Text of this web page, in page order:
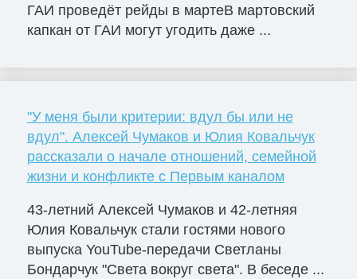
ГАИ проведёт рейды в мартеВ мартовский
капкан от ГАИ могут угодить даже ...
"У меня были критерии: вдул бы или не
вдул". Алексей Чумаков и Юлия Ковальчук
рассказали о начале отношений, семейной
жизни и конфликте с Первым каналом
43-летний Алексей Чумаков и 42-летняя
Юлия Ковальчук стали гостями нового
выпуска YouTube-передачи Светланы
Бондарчук "Света вокруг света". В беседе ...